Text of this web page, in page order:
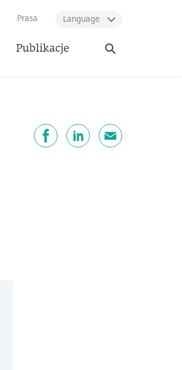
Prasa Language
Publikacje
Otwórz
wyszukiwarkę